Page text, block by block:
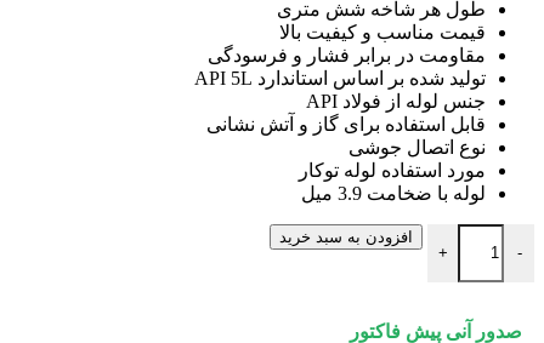
طول هر شاخه شش متری
قیمت مناسب و کیفیت بالا
مقاومت در برابر فشار و فرسودگی
تولید شده بر اساس استاندارد API 5L
جنس لوله از فولاد API
قابل استفاده برای گاز و آتش نشانی
نوع اتصال جوشی
مورد استفاده لوله توکار
لوله با ضخامت 3.9 میل
-
+
افزودن به سبد خرید
صدور آنی پیش فاکتور